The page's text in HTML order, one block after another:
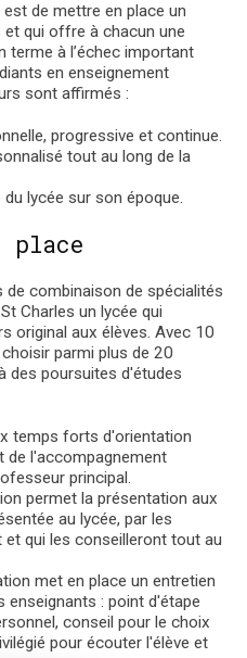
de mettre en place un
qui offre à chacun une
terme à l’échec important
en enseignement
sont affirmés :
progressive et continue.
tout au long de la
lycée sur son époque.
place
combinaison de spécialités
Charles un lycée qui
original aux élèves. Avec 10
parmi plus de 20
des poursuites d'études
temps forts d'orientation
de l'accompagnement
principal.
permet la présentation aux
au lycée, par les
qui les conseilleront tout au
met en place un entretien
enseignants : point d'étape
conseil pour le choix
pour écouter l'élève et